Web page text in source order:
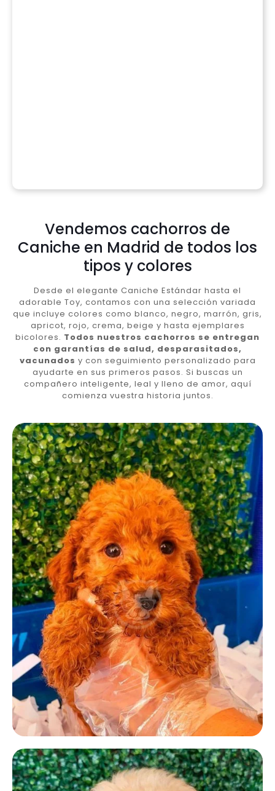
Vendemos cachorros de
Caniche en Madrid de todos los
tipos y colores
Desde el elegante Caniche Estándar hasta el
adorable Toy, contamos con una selección variada
que incluye colores como blanco, negro, marrón, gris,
apricot, rojo, crema, beige y hasta ejemplares
bicolores. Todos nuestros cachorros se entregan
con garantías de salud, desparasitados,
vacunados y con seguimiento personalizado para
ayudarte en sus primeros pasos. Si buscas un
compañero inteligente, leal y lleno de amor, aquí
comienza vuestra historia juntos.